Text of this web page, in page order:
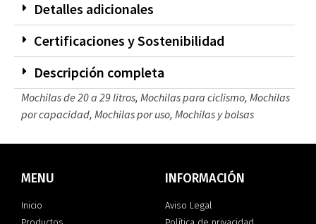
Detalles adicionales
Certificaciones y Sostenibilidad
Descripción completa
Mochilas de 20 a 29 litros, Mochilas para ciclismo, Mochilas
por capacidad, Mochilas por uso, Mochilas y bolsas
MENU
Inicio
INFORMACIÓN
Aviso Legal